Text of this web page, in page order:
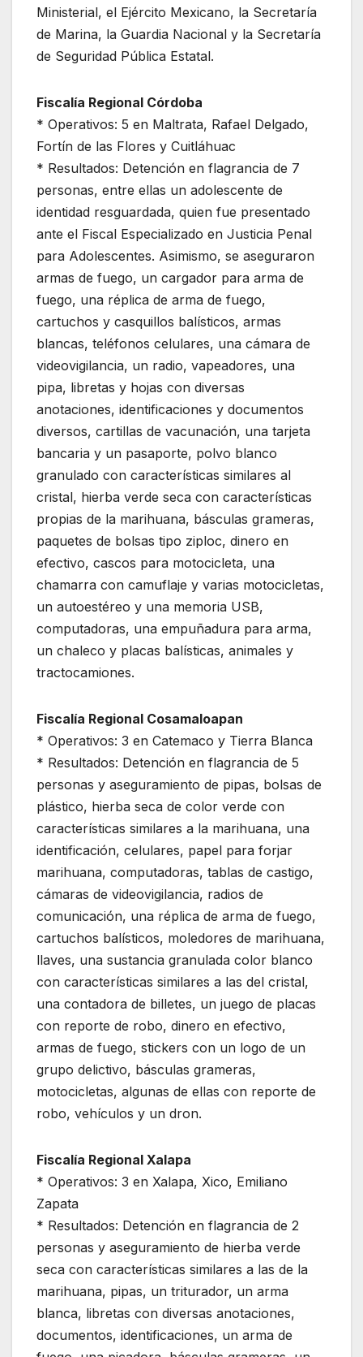
Ministerial, el Ejército Mexicano, la Secretaría
de Marina, la Guardia Nacional y la Secretaría
de Seguridad Pública Estatal.
Fiscalía Regional Córdoba
* Operativos: 5 en Maltrata, Rafael Delgado,
Fortín de las Flores y Cuitláhuac
* Resultados: Detención en flagrancia de 7
personas, entre ellas un adolescente de
identidad resguardada, quien fue presentado
ante el Fiscal Especializado en Justicia Penal
para Adolescentes. Asimismo, se aseguraron
armas de fuego, un cargador para arma de
fuego, una réplica de arma de fuego,
cartuchos y casquillos balísticos, armas
blancas, teléfonos celulares, una cámara de
videovigilancia, un radio, vapeadores, una
pipa, libretas y hojas con diversas
anotaciones, identificaciones y documentos
diversos, cartillas de vacunación, una tarjeta
bancaria y un pasaporte, polvo blanco
granulado con características similares al
cristal, hierba verde seca con características
propias de la marihuana, básculas grameras,
paquetes de bolsas tipo ziploc, dinero en
efectivo, cascos para motocicleta, una
chamarra con camuflaje y varias motocicletas,
un autoestéreo y una memoria USB,
computadoras, una empuñadura para arma,
un chaleco y placas balísticas, animales y
tractocamiones.
Fiscalía Regional Cosamaloapan
* Operativos: 3 en Catemaco y Tierra Blanca
* Resultados: Detención en flagrancia de 5
personas y aseguramiento de pipas, bolsas de
plástico, hierba seca de color verde con
características similares a la marihuana, una
identificación, celulares, papel para forjar
marihuana, computadoras, tablas de castigo,
cámaras de videovigilancia, radios de
comunicación, una réplica de arma de fuego,
cartuchos balísticos, moledores de marihuana,
llaves, una sustancia granulada color blanco
con características similares a las del cristal,
una contadora de billetes, un juego de placas
con reporte de robo, dinero en efectivo,
armas de fuego, stickers con un logo de un
grupo delictivo, básculas grameras,
motocicletas, algunas de ellas con reporte de
robo, vehículos y un dron.
Fiscalía Regional Xalapa
* Operativos: 3 en Xalapa, Xico, Emiliano
Zapata
* Resultados: Detención en flagrancia de 2
personas y aseguramiento de hierba verde
seca con características similares a las de la
marihuana, pipas, un triturador, un arma
blanca, libretas con diversas anotaciones,
documentos, identificaciones, un arma de